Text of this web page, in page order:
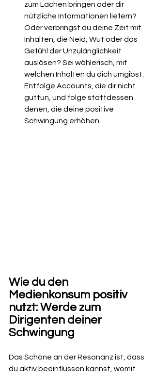
zum Lachen bringen oder dir
nützliche Informationen liefern?
Oder verbringst du deine Zeit mit
Inhalten, die Neid, Wut oder das
Gefühl der Unzulänglichkeit
auslösen? Sei wählerisch, mit
welchen Inhalten du dich umgibst.
Entfolge Accounts, die dir nicht
guttun, und folge stattdessen
denen, die deine positive
Schwingung erhöhen.
Wie du den
Medienkonsum positiv
nutzt: Werde zum
Dirigenten deiner
Schwingung
Das Schöne an der Resonanz ist, dass
du aktiv beeinflussen kannst, womit